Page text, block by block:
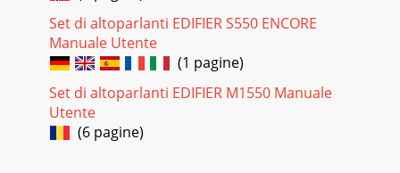
Set di altoparlanti EDIFIER S550 ENCORE
Manuale Utente
(1 pagine)
Set di altoparlanti EDIFIER M1550 Manuale
Utente
(6 pagine)